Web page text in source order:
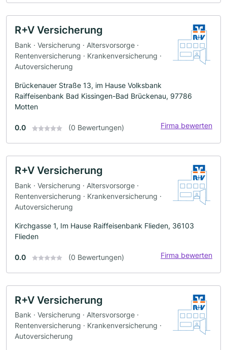
R+V Versicherung
Bank · Versicherung · Altersvorsorge ·
Rentenversicherung · Krankenversicherung ·
Autoversicherung
Brückenauer Straße 13, im Hause Volksbank
Raiffeisenbank Bad Kissingen-Bad Brückenau, 97786
Motten
0.0 (0 Bewertungen) Firma bewerten
R+V Versicherung
Bank · Versicherung · Altersvorsorge ·
Rentenversicherung · Krankenversicherung ·
Autoversicherung
Kirchgasse 1, Im Hause Raiffeisenbank Flieden, 36103
Flieden
0.0 (0 Bewertungen) Firma bewerten
R+V Versicherung
Bank · Versicherung · Altersvorsorge ·
Rentenversicherung · Krankenversicherung ·
Autoversicherung